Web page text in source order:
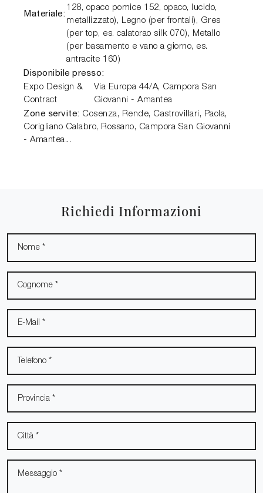
Materiale:
128, opaco pomice 152, opaco, lucido,
metallizzato), Legno (per frontali), Gres
(per top, es. calatorao silk 070), Metallo
(per basamento e vano a giorno, es.
antracite 160)
Disponibile presso:
Expo Design &
Contract
Via Europa 44/A, Campora San
Giovanni - Amantea
Zone servite: Cosenza, Rende, Castrovillari, Paola,
Corigliano Calabro, Rossano, Campora San Giovanni
- Amantea...
Richiedi Informazioni